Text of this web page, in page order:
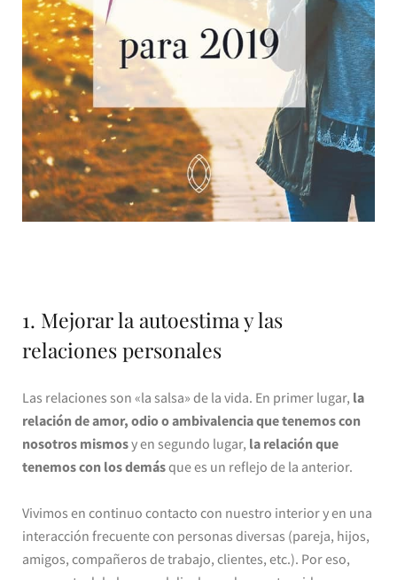
1. Mejorar la autoestima y las
relaciones personales
Las relaciones son «la salsa» de la vida. En primer lugar, la
relación de amor, odio o ambivalencia que tenemos con
nosotros mismosy en segundo lugar, la relación que
tenemos con los demásque es un reflejo de la anterior.
Vivimos en continuo contacto con nuestro interior y en una
interacción frecuente con personas diversas (pareja, hijos,
amigos, compañeros de trabajo, clientes, etc.). Por eso,